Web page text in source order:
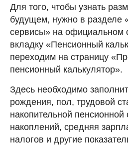
Для того, чтобы узнать
будущем, нужно в разделе
сервисы» на официальном
вкладку «Пенсионный
переходим на страницу
пенсионный калькулятор».
Здесь необходимо
рождения, пол, трудовой
накопительной
накоплений, средняя
налогов и другие